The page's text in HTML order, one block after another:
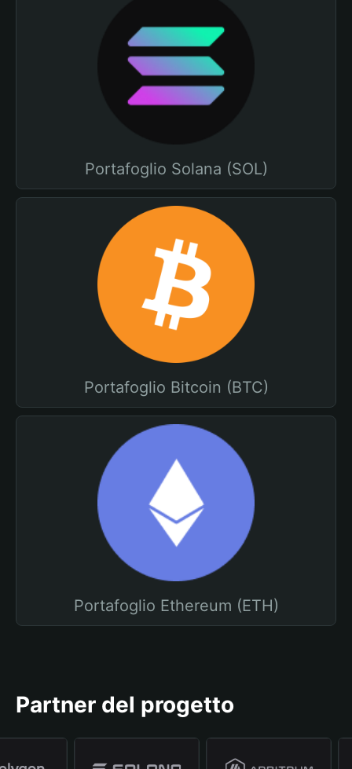
Portafoglio Solana (SOL)
Portafoglio Bitcoin (BTC)
Portafoglio Ethereum (ETH)
Partner del progetto